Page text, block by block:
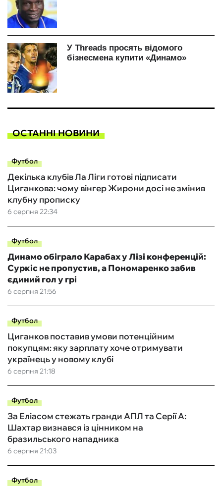
ОСТАННІ НОВИНИ
Футбол
6 серпня 22:34
Декілька клубів Ла Ліги готові підписати
Циганкова: чому вінгер Жирони досі не змінив
клубну прописку
Футбол
6 серпня 21:56
Динамо обіграло Карабах у Лізі конференцій:
Суркіс не пропустив, а Пономаренко забив
єдиний гол у грі
Футбол
6 серпня 21:18
Циганков поставив умови потенційним
покупцям: яку зарплату хоче отримувати
українець у новому клубі
Футбол
6 серпня 21:03
За Еліасом стежать гранди АПЛ та Серії А:
Шахтар визнався із цінником на
бразильського нападника
Футбол